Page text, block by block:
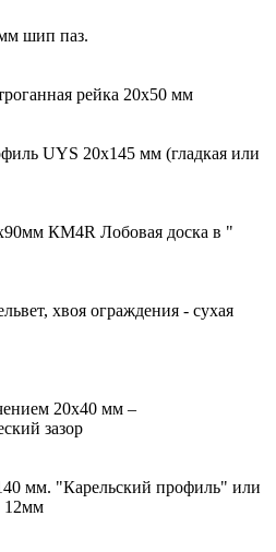
шип паз.
рейка 20х50 мм
UYS 20x145 мм (гладкая или
КМ4R Лобовая доска в "
хвоя ограждения - сухая
20x40 мм –
зазор
мм. "Карельский профиль" или
12мм